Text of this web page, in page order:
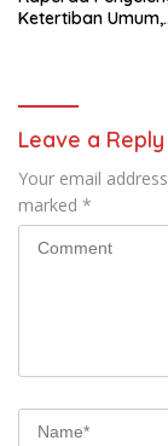
Ketertiban Umum,
Leave a Reply
Your email
marked *